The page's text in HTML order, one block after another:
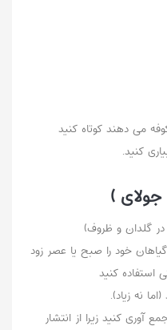
می دهند کوتاه کنید
کنید.
جولای )
در گلدان و ظروف)
خود را صبح یا عصر زود
استفاده کنید
نه زیاد).
آوری کنید زیرا از انتشار